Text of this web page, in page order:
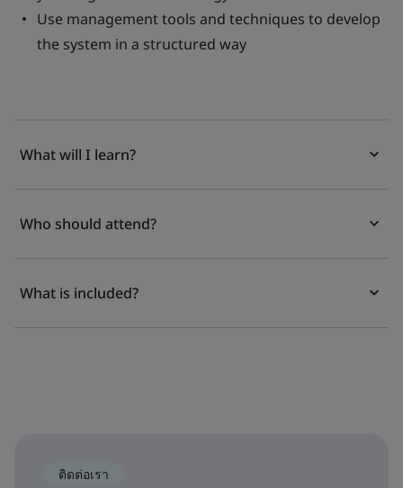
Use management tools and techniques to develop
the system in a structured way
What will I learn?
Who should attend?
What is included?
ติดต่อเรา